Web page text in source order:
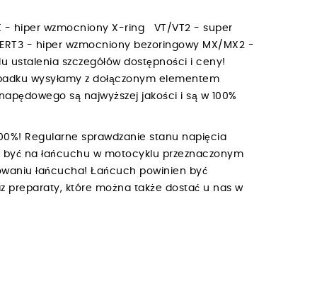
- hiper wzmocniony X-ring VT/VT2 - super
- hiper wzmocniony bezoringowy MX/MX2 -
ustalenia szczegółów dostępności i ceny!
wysyłamy z dołączonym elementem
są najwyższej jakości i są w 100%
Regularne sprawdzanie stanu napięcia
być na łańcuchu w motocyklu przeznaczonym
łańcucha! Łańcuch powinien być
preparaty, które można także dostać u nas w